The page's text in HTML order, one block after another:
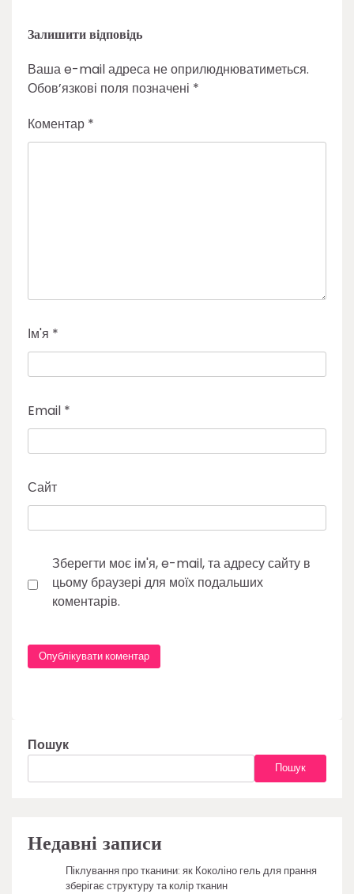
Залишити відповідь
Ваша e-mail адреса не оприлюднюватиметься.
Обов’язкові поля позначені *
Коментар *
Ім'я *
Email *
Сайт
Зберегти моє ім'я, e-mail, та адресу сайту в
цьому браузері для моїх подальших
коментарів.
Пошук
Пошук
Недавні записи
Піклування про тканини: як Коколіно гель для прання
зберігає структуру та колір тканин